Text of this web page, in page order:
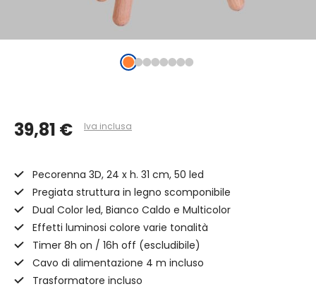
39,81 € Iva inclusa
Pecorenna 3D, 24 x h. 31 cm, 50 led
Pregiata struttura in legno scomponibile
Dual Color led, Bianco Caldo e Multicolor
Effetti luminosi colore varie tonalità
Timer 8h on / 16h off (escludibile)
Cavo di alimentazione 4 m incluso
Trasformatore incluso